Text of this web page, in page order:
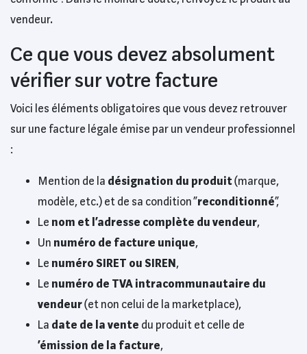
vendeur.
Ce que vous devez absolument
vérifier sur votre facture
Voici les éléments obligatoires que vous devez retrouver
sur une facture légale émise par un vendeur professionnel
:
Mention de la désignation du produit(marque,
modèle, etc.) et de sa condition “reconditionné”,
Le nom et l’adresse complète du vendeur,
Un numéro de facture unique,
Le numéro SIRET ou SIREN,
Le numéro de TVA intracommunautaire du
vendeur(et non celui de la marketplace),
La date de la vente du produit et celle de
’émission de la facture,